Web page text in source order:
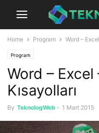
Home Program Word –
Program
Word –
Kısayolları
By TeknologWeb - 1 Mart 2015